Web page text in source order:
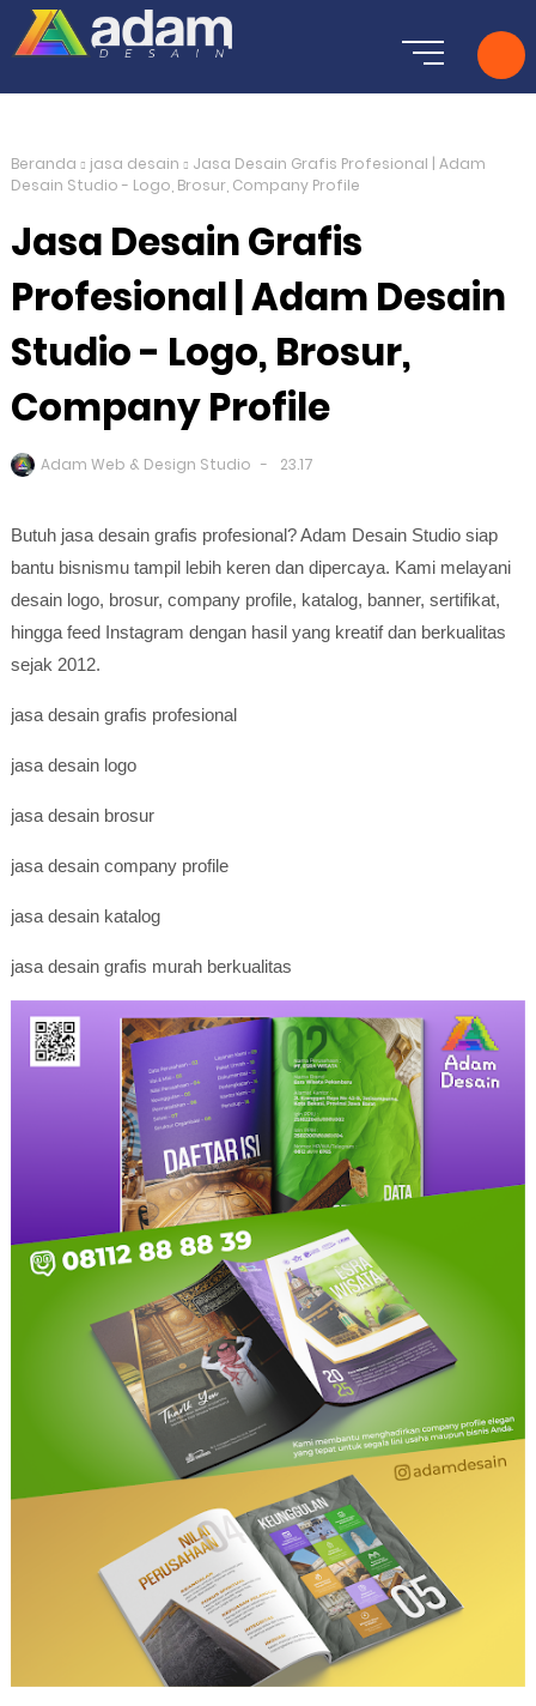
Beranda jasa desain
Jasa Desain Grafis Profesional | Adam
Desain Studio - Logo, Brosur, Company Profile
Jasa Desain Grafis
Profesional | Adam Desain
Studio - Logo, Brosur,
Company Profile
Adam Web & Design Studio 23.17
Butuh jasa desain grafis profesional? Adam Desain Studio siap
bantu bisnismu tampil lebih keren dan dipercaya. Kami melayani
desain logo, brosur, company profile, katalog, banner, sertifikat,
hingga feed Instagram dengan hasil yang kreatif dan berkualitas
sejak 2012.
jasa desain grafis profesional
jasa desain logo
jasa desain brosur
jasa desain company profile
jasa desain katalog
jasa desain grafis murah berkualitas